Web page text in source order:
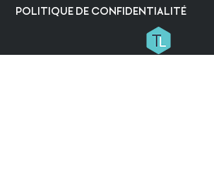
POLITIQUE DE CONFIDENTIALITÉ